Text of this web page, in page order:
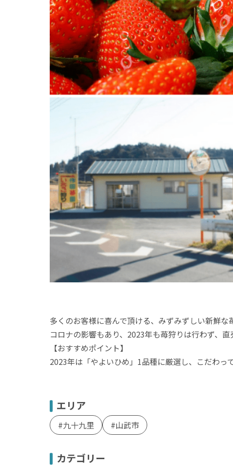
多くのお客様に喜んで頂ける、みずみずしい新鮮な
コロナの影響もあり、2023年も苺狩りは行わず、
【おすすめポイント】
2023年は「やよいひめ」1品種に厳選し、こだわっ
エリア
九十九里 山武市
カテゴリー